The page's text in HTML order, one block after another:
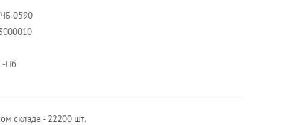
0590
Пб
складе - 22200 шт.